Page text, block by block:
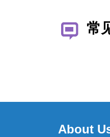
常
About